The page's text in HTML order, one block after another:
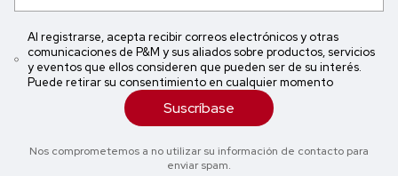
Al registrarse, acepta recibir correos electrónicos y otras
comunicaciones de P&M y sus aliados sobre productos, servicios
y eventos que ellos consideren que pueden ser de su interés.
Puede retirar su consentimiento en cualquier momento
Suscríbase
Nos comprometemos a no utilizar su información de contacto para
enviar spam.